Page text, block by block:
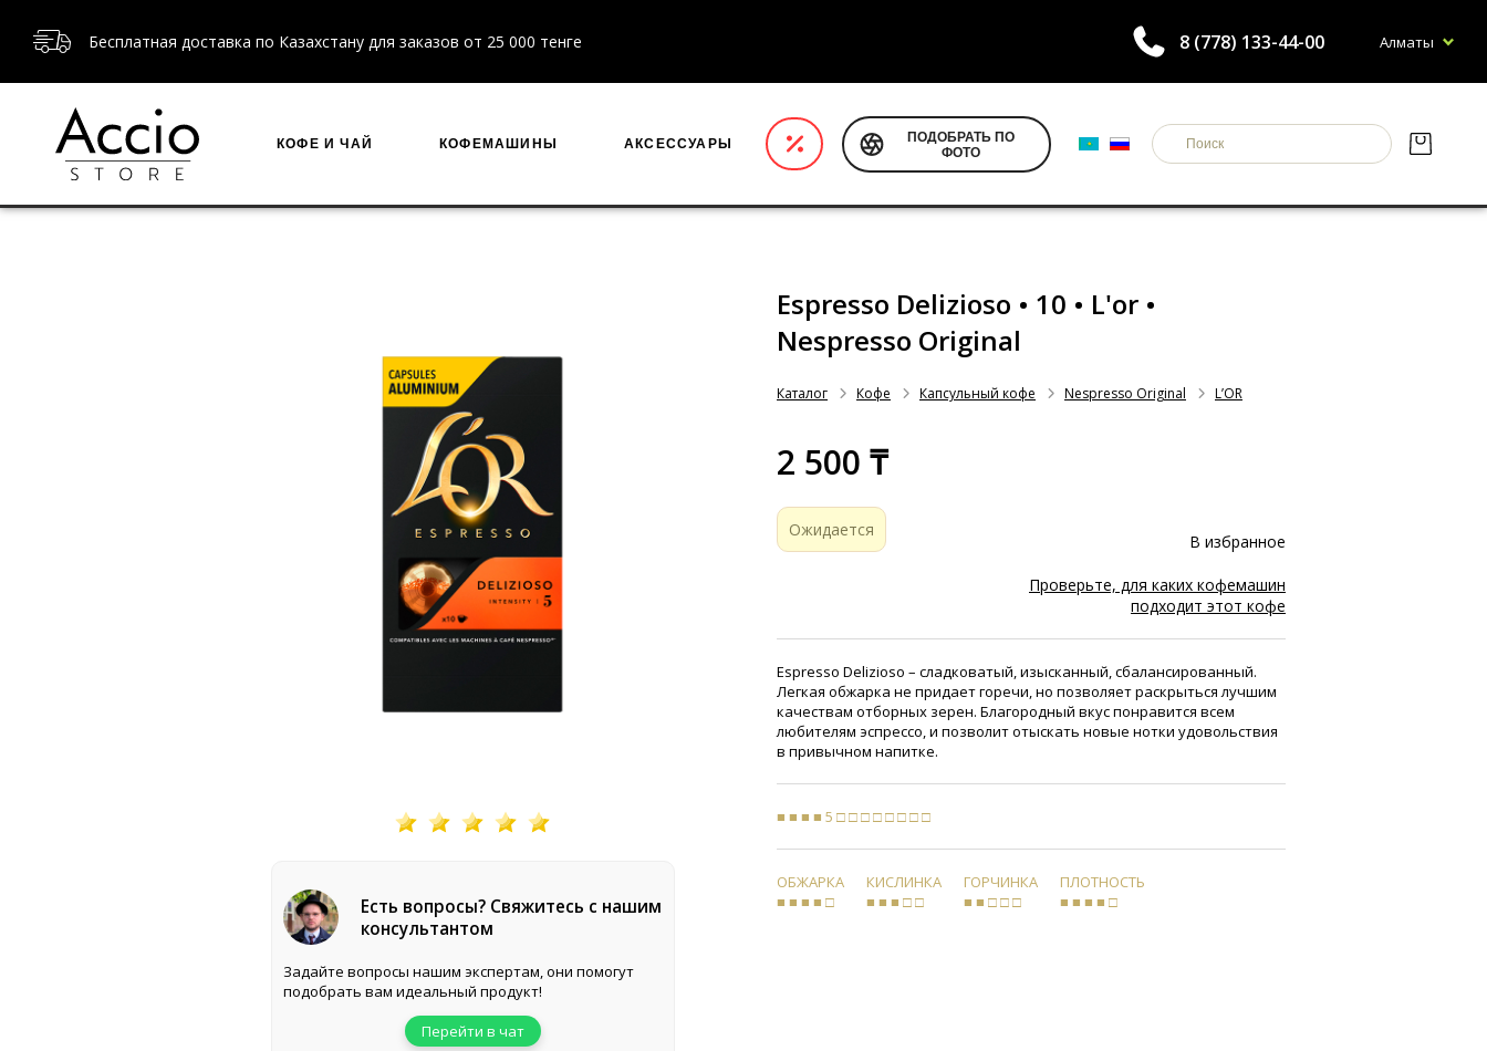
Бесплатная доставка по Казахстану для заказов от 25 000 тенге 8 (778) 133-44-00 Алматы
КОФЕ И ЧАЙ КОФЕМАШИНЫ АКСЕССУАРЫ
ПОДОБРАТЬ ПО
ФОТО
Есть вопросы? Свяжитесь с нашим
консультантом
Задайте вопросы нашим экспертам, они помогут
подобрать вам идеальный продукт!
Перейти в чат
Espresso Delizioso • 10 • L'or •
Nespresso Original
Каталог Кофе Капсульный кофе Nespresso Original L’OR
2 500 ₸
Ожидается
В избранное
Проверьте, для каких кофемашин
подходит этот кофе
Espresso Delizioso – сладковатый, изысканный, сбалансированный.
Легкая обжарка не придает горечи, но позволяет раскрыться лучшим
качествам отборных зерен. Благородный вкус понравится всем
любителям эспрессо, и позволит отыскать новые нотки удовольствия
в привычном напитке.
■ ■ ■ ■ 5 □ □ □ □ □ □ □ □
ОБЖАРКА
■ ■ ■ ■ □
КИСЛИНКА
■ ■ ■ □ □
ГОРЧИНКА
■ ■ □ □ □
ПЛОТНОСТЬ
■ ■ ■ ■ □